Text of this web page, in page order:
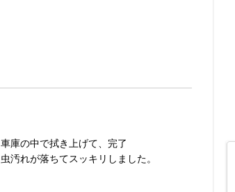
車庫の中で拭き上げて、完了
虫汚れが落ちてスッキリしました。